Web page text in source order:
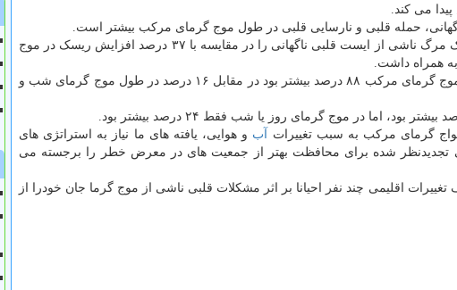
می کند.
حمله قلبی و نارسایی قلبی در طول موج گرمای مرکب بیشتر است.
به عنوان مثال، امواج گرمای مرکب ۸۶ درصد افزایش ریسک مرگ ناشی از ایست قلبی ناگهانی را در مقایسه با ۳۷ درصد افزایش ریسک در موج
به همین ترتیب، احتمال مرگ ناشی از حمله قلبی در طول موج گرمای مرکب ۸۸ درصد بیشتر بود در مقابل ۱۶ درصد در طول موج گرمای شب و
گرمای مرکب به سبب تغییرات
آب و هوایی، یافته های ما نیاز به استراتژی های
تجدیدنظر شده برای محافظت بهتر از جمعیت های در معرض خطر را برجسته می
اقلیمی چند نفر احیانا بر اثر مشکلات قلبی ناشی از موج گرما جان خودرا از